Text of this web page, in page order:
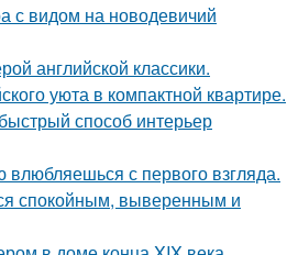
с видом на новодевичий
английской классики.
уюта в компактной квартире.
способ интерьер
влюбляешься с первого взгляда.
спокойным, выверенным и